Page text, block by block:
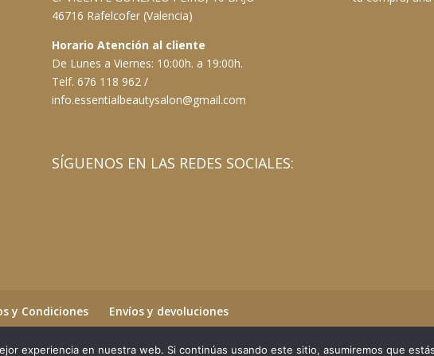
46716 Rafelcofer (Valencia)
Horario Atención al cliente
De Lunes a Viernes: 10:00h. a 19:00h.
Telf. 676 118 962 /
info.essentialbeautysalon@gmail.com
SÍGUENOS EN LAS REDES SOCIALES:
y Condiciones Envíos y devoluciones
experiencia en nuestra web. Si continúas usando este sitio, asumiremos que